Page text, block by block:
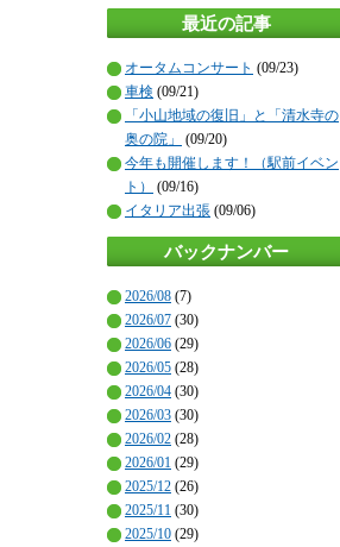
最近の記事
オータムコンサート (09/23)
車検 (09/21)
「小山地域の復旧」と「清水寺の
奥の院」
(09/20)
今年も開催します！（駅前イベン
ト）
(09/16)
イタリア出張 (09/06)
バックナンバー
2026/08 (7)
2026/07 (30)
2026/06 (29)
2026/05 (28)
2026/04 (30)
2026/03 (30)
2026/02 (28)
2026/01 (29)
2025/12 (26)
2025/11 (30)
2025/10 (29)